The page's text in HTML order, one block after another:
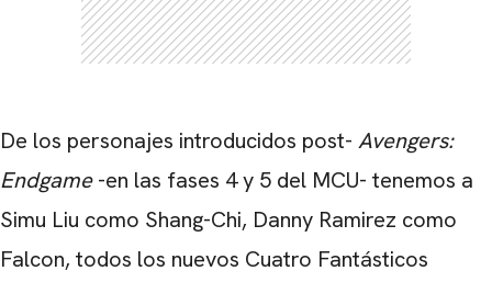
De los personajes introducidos post- Avengers:
Endgame-en las fases 4 y 5 del MCU- tenemos a
Simu Liu como Shang-Chi, Danny Ramirez como
Falcon, todos los nuevos Cuatro Fantásticos